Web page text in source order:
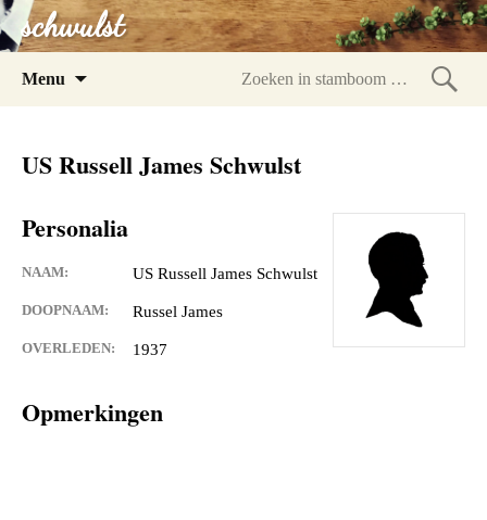
schwulst
Menu
US Russell James Schwulst
Personalia
NAAM: US Russell James Schwulst
DOOPNAAM: Russel James
OVERLEDEN: 1937
Opmerkingen